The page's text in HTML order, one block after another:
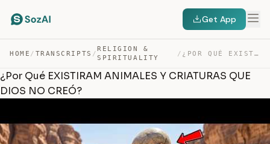
Get App
HOME / TRANSCRIPTS /
RELIGION &
SPIRITUALITY
/ ¿POR QUÉ EXISTIRAM ANIMALES Y CRIATURAS QUE DIOS NO CREÓ? — TRANSCRIPT
¿Por Qué EXISTIRAM ANIMALES Y CRIATURAS QUE
DIOS NO CREÓ?